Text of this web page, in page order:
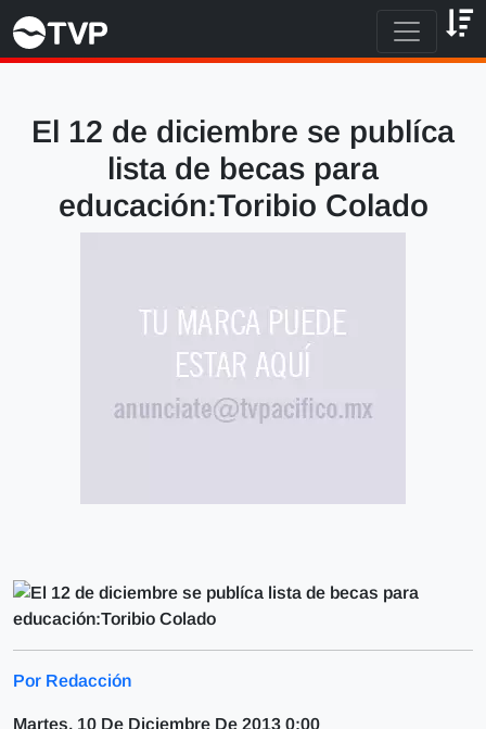
El 12 de diciembre se publíca
lista de becas para
educación:Toribio Colado
Por Redacción
Martes, 10 De Diciembre De 2013 0:00